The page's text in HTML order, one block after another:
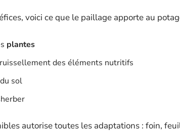
voici ce que le paillage apporte au
plantes
des éléments nutritifs
sol
autorise toutes les adaptations : foin,